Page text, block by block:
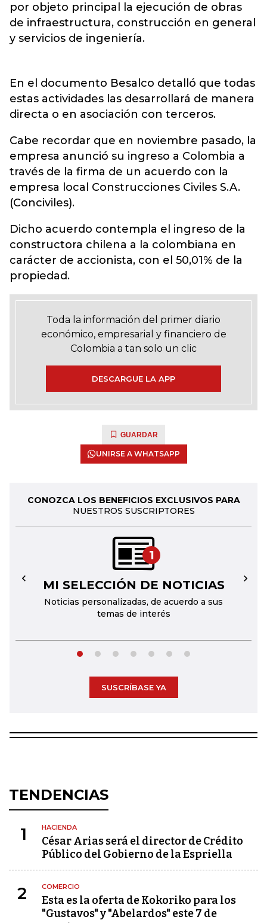
por objeto principal la ejecución de obras
de infraestructura, construcción en general
y servicios de ingeniería.
En el documento Besalco detalló que todas
estas actividades las desarrollará de manera
directa o en asociación con terceros.
Cabe recordar que en noviembre pasado, la
empresa anunció su ingreso a Colombia a
través de la firma de un acuerdo con la
empresa local Construcciones Civiles S.A.
(Conciviles).
Dicho acuerdo contempla el ingreso de la
constructora chilena a la colombiana en
carácter de accionista, con el 50,01% de la
propiedad.
Toda la información del primer diario
económico, empresarial y financiero de
Colombia a tan solo un clic
DESCARGUE LA APP
GUARDAR
UNIRSE A WHATSAPP
CONOZCA LOS BENEFICIOS EXCLUSIVOS PARA
NUESTROS SUSCRIPTORES
1
MI SELECCIÓN DE NOTICIAS
Noticias personalizadas, de acuerdo a sus
temas de interés
← →
SUSCRÍBASE YA
TENDENCIAS
1 HACIENDA
César Arias será el director de Crédito
Público del Gobierno de la Espriella
2 COMERCIO
Esta es la oferta de Kokoriko para los
"Gustavos" y "Abelardos" este 7 de